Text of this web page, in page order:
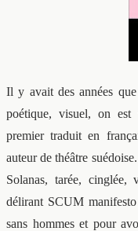
Il y avait des années
poétique, visuel, on
premier traduit en
auteur de théâtre
Solanas, tarée,
délirant SCUM
sans hommes et pour